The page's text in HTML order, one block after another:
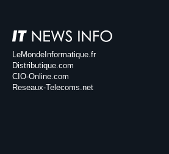
LeMondeInformatique.fr
Distributique.com
CIO-Online.com
Reseaux-Telecoms.net